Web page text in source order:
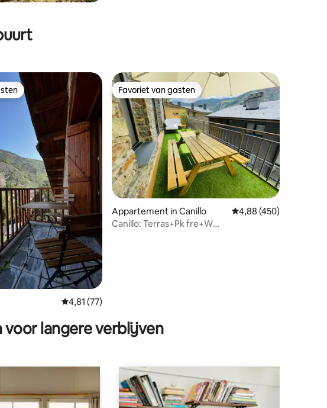
5 op 5, 11 recensies
Gemiddelde beoordeling van 4,81 op 5, 77 recensies
4,81 (77)
Favoriet van gasten
Favoriet van gasten
Appartement in Canillo Gemiddelde
4,88 (450)
Canillo: Terras+Pk fre+W
langere verblijven